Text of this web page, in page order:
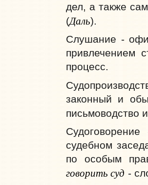
дел, а также
(Даль).
Слушание -
привлечением
процесс.
законный и
письмоводство
судебном
по особым
говорить суд -